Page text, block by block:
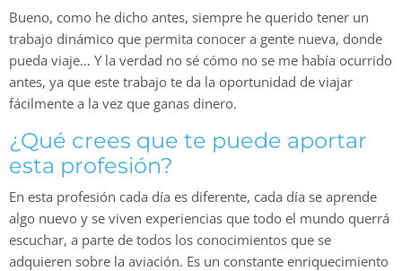
Bueno, como he dicho antes, siempre he querido tener un
trabajo dinámico que permita conocer a gente nueva, donde
pueda viaje… Y la verdad no sé cómo no se me había ocurrido
antes, ya que este trabajo te da la oportunidad de viajar
fácilmente a la vez que ganas dinero.
¿Qué crees que te puede aportar
esta profesión?
En esta profesión cada día es diferente, cada día se aprende
algo nuevo y se viven experiencias que todo el mundo querrá
escuchar, a parte de todos los conocimientos que se
adquieren sobre la aviación. Es un constante enriquecimiento